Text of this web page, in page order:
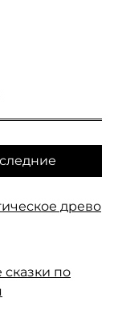
древо
сказки по